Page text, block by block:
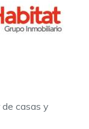
de casas y